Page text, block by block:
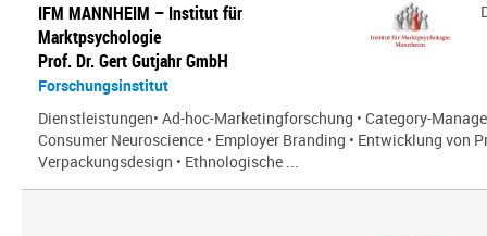
IFM MANNHEIM – Institut für
Marktpsychologie
Prof. Dr. Gert Gutjahr GmbH
Forschungsinstitut
Dienstleistungen• Ad-hoc-Marketingforschung • Category-
Consumer Neuroscience • Employer Branding • Entwicklung von
Verpackungsdesign • Ethnologische ...